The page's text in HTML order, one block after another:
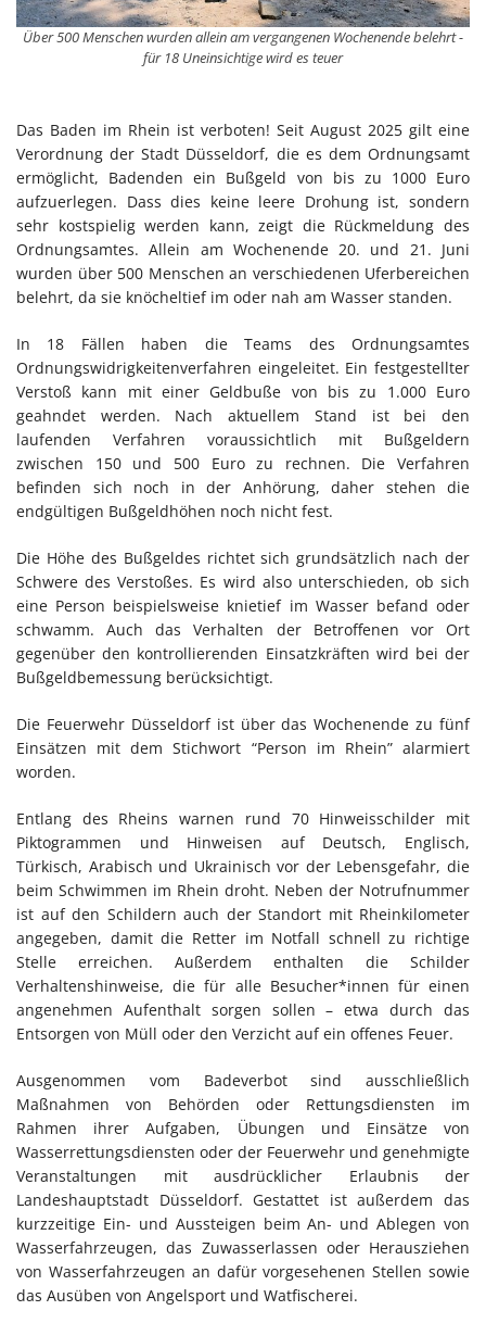
Über 500 Menschen wurden allein am vergangenen Wochenende belehrt -
für 18 Uneinsichtige wird es teuer
Das Baden im Rhein ist verboten! Seit August 2025 gilt eine
Verordnung der Stadt Düsseldorf, die es dem Ordnungsamt
ermöglicht, Badenden ein Bußgeld von bis zu 1000 Euro
aufzuerlegen. Dass dies keine leere Drohung ist, sondern
sehr kostspielig werden kann, zeigt die Rückmeldung des
Ordnungsamtes. Allein am Wochenende 20. und 21. Juni
wurden über 500 Menschen an verschiedenen Uferbereichen
belehrt, da sie knöcheltief im oder nah am Wasser standen.
In 18 Fällen haben die Teams des Ordnungsamtes
Ordnungswidrigkeitenverfahren eingeleitet. Ein festgestellter
Verstoß kann mit einer Geldbuße von bis zu 1.000 Euro
geahndet werden. Nach aktuellem Stand ist bei den
laufenden Verfahren voraussichtlich mit Bußgeldern
zwischen 150 und 500 Euro zu rechnen. Die Verfahren
befinden sich noch in der Anhörung, daher stehen die
endgültigen Bußgeldhöhen noch nicht fest.
Die Höhe des Bußgeldes richtet sich grundsätzlich nach der
Schwere des Verstoßes. Es wird also unterschieden, ob sich
eine Person beispielsweise knietief im Wasser befand oder
schwamm. Auch das Verhalten der Betroffenen vor Ort
gegenüber den kontrollierenden Einsatzkräften wird bei der
Bußgeldbemessung berücksichtigt.
Die Feuerwehr Düsseldorf ist über das Wochenende zu fünf
Einsätzen mit dem Stichwort “Person im Rhein” alarmiert
worden.
Entlang des Rheins warnen rund 70 Hinweisschilder mit
Piktogrammen und Hinweisen auf Deutsch, Englisch,
Türkisch, Arabisch und Ukrainisch vor der Lebensgefahr, die
beim Schwimmen im Rhein droht. Neben der Notrufnummer
ist auf den Schildern auch der Standort mit Rheinkilometer
angegeben, damit die Retter im Notfall schnell zu richtige
Stelle erreichen. Außerdem enthalten die Schilder
Verhaltenshinweise, die für alle Besucher*innen für einen
angenehmen Aufenthalt sorgen sollen – etwa durch das
Entsorgen von Müll oder den Verzicht auf ein offenes Feuer.
Ausgenommen vom Badeverbot sind ausschließlich
Maßnahmen von Behörden oder Rettungsdiensten im
Rahmen ihrer Aufgaben, Übungen und Einsätze von
Wasserrettungsdiensten oder der Feuerwehr und genehmigte
Veranstaltungen mit ausdrücklicher Erlaubnis der
Landeshauptstadt Düsseldorf. Gestattet ist außerdem das
kurzzeitige Ein- und Aussteigen beim An- und Ablegen von
Wasserfahrzeugen, das Zuwasserlassen oder Herausziehen
von Wasserfahrzeugen an dafür vorgesehenen Stellen sowie
das Ausüben von Angelsport und Watfischerei.